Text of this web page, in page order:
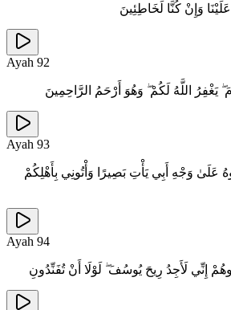
عَلَيْنَا وَإِنْ كُنَّا لَخَاطِئِينَ
Ayah 92
يَغْفِرُ اللَّهُ لَكُمْ ۖ وَهُوَ أَرْحَمُ الرَّاحِمِينَ
Ayah 93
عَلَىٰ وَجْهِ أَبِي يَأْتِ بَصِيرًا وَأْتُونِي بِأَهْلِكُمْ
Ayah 94
إِنِّي لَأَجِدُ رِيحَ يُوسُفَ ۖ لَوْلَا أَنْ تُفَنِّدُونِ